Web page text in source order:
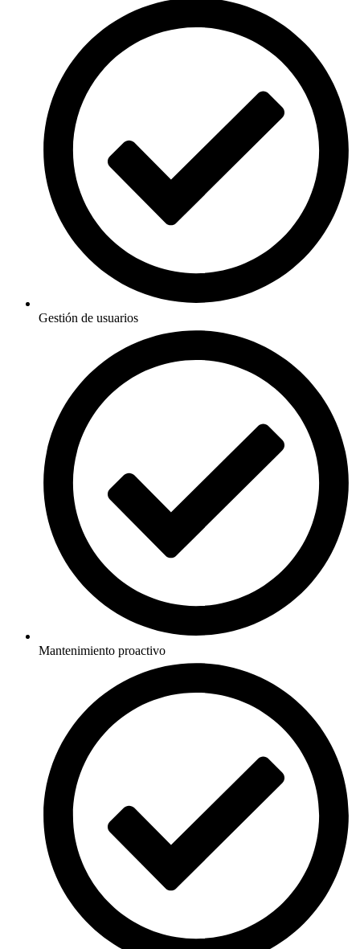
Gestión de usuarios
Mantenimiento proactivo